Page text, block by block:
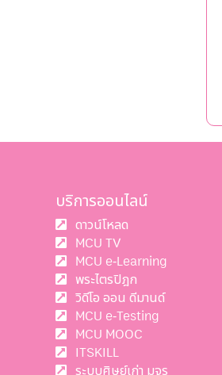
บริการออนไลน์
ดาวน์โหลด
MCU TV
MCU e-Learning
พระไตรปิฎก
วิดีโอ ออน ดีมานด์
MCU e-Testing
MCU MOOC
ITSKILL
ระบบศิษย์เก่า มจร